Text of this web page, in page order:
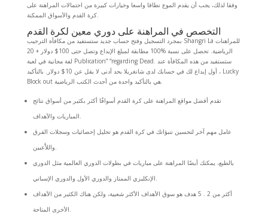
وفقا لذلك، يجب أن يقدم الموع نطاقا واسعا وخيارات كبيرة من احتمالات المراهنة على
كرة القدم والأسواق الممكنة.
التخصص في المراهنة على دوري معين لكرة القدم
بمجرد التسجيل وفتح حساب جديد ستستفيد من مكافأة الترحيب Shangri La للمراهنات
الرياضية. تحصل على نسبة %100 مطابقة لمبلغ الإيداع وتصل حتى 100$ دولار + 20
لفة مجانية في لعبة Publication” “regarding Dead. ستستفيد من هذه المكافأة عند
أول إيداع لك في حسابك لدى شانغريلا بحد أدنى لا يقل عن 10$ دولار. بالتأكيد ، Lucky
Block out هي بالتأكيد واحدة من أحدث الكتب الرياضية.
تقدم أفضل مواقع المراهنة على كرة القدم أسواقًا أكثر بكثير من أسواق نتائج
المباريات والأهداف.
عامل مهم آخر لتحسين تنبؤاتك في كرة القدم هو تحليل إحصائيات وسجلات الفرق
واللاَّعبين.
بالطبع، يمكنك أيضًا المراهنة على مباريات في بطولات الدوري العالمية مثل الدوري
الإنكليزي الممتاز والدوري الأول والدوري الإسباني.
أكثر من 2 . 5 هدف هو سوق الأهداف الأكثر شعبية، ولكن هناك الكثير من الأهداف
الأخرى المتاحة.